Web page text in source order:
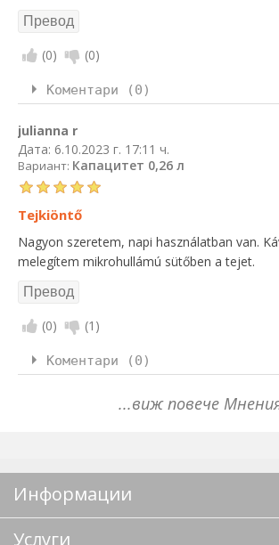
(0) (0)
Коментари (0)
julianna r
Дата: 6.10.2023 г. 17:11 ч.
Вариант: Капацитет 0,26 л
Tejkiöntő
Nagyon szeretem, napi használatban van.
melegítem mikrohullámú sütőben a tejet.
(0) (1 )
Коментари (0)
...виж повече
Информации
Услуги